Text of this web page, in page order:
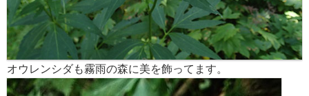
オウレンシダも霧雨の森に美を飾ってます。